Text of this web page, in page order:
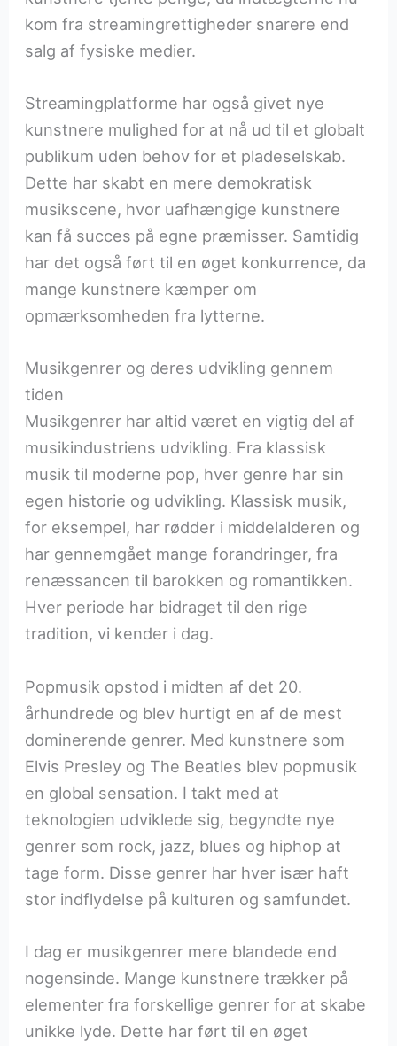
kom fra streamingrettigheder snarere end
salg af fysiske medier.
Streamingplatforme har også givet nye
kunstnere mulighed for at nå ud til et globalt
publikum uden behov for et pladeselskab.
Dette har skabt en mere demokratisk
musikscene, hvor uafhængige kunstnere
kan få succes på egne præmisser. Samtidig
har det også ført til en øget konkurrence, da
mange kunstnere kæmper om
opmærksomheden fra lytterne.
Musikgenrer og deres udvikling gennem
tiden
Musikgenrer har altid været en vigtig del af
musikindustriens udvikling. Fra klassisk
musik til moderne pop, hver genre har sin
egen historie og udvikling. Klassisk musik,
for eksempel, har rødder i middelalderen og
har gennemgået mange forandringer, fra
renæssancen til barokken og romantikken.
Hver periode har bidraget til den rige
tradition, vi kender i dag.
Popmusik opstod i midten af det 20.
århundrede og blev hurtigt en af de mest
dominerende genrer. Med kunstnere som
Elvis Presley og The Beatles blev popmusik
en global sensation. I takt med at
teknologien udviklede sig, begyndte nye
genrer som rock, jazz, blues og hiphop at
tage form. Disse genrer har hver især haft
stor indflydelse på kulturen og samfundet.
I dag er musikgenrer mere blandede end
nogensinde. Mange kunstnere trækker på
elementer fra forskellige genrer for at skabe
unikke lyde. Dette har ført til en øget